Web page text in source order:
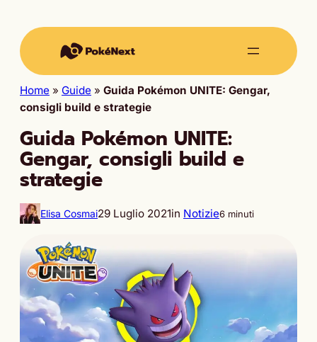
Home » Guide » Guida Pokémon UNITE: Gengar,
consigli build e strategie
Guida Pokémon UNITE:
Gengar, consigli build e
strategie
Elisa Cosmai29 Luglio 2021in Notizie6 minuti